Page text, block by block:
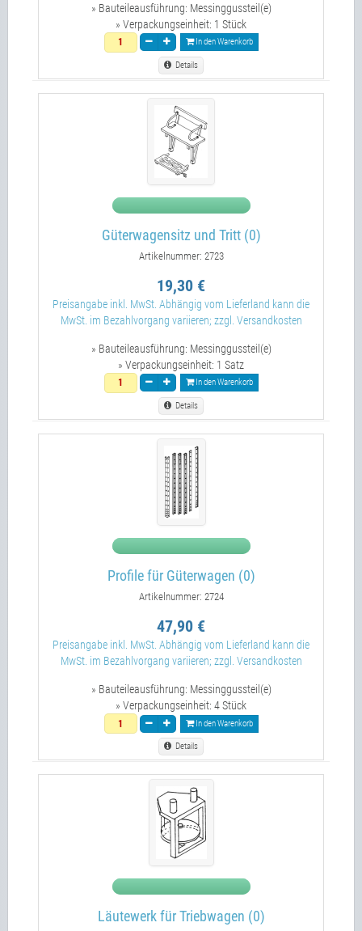
» Bauteileausführung: Messinggussteil(e)
» Verpackungseinheit: 1 Stück
In den Warenkorb
Details
Güterwagensitz und Tritt (0)
Artikelnummer: 2723
19,30 €
Preisangabe inkl. MwSt. Abhängig vom Lieferland kann die
MwSt. im Bezahlvorgang variieren; zzgl. Versandkosten
» Bauteileausführung: Messinggussteil(e)
» Verpackungseinheit: 1 Satz
In den Warenkorb
Details
Profile für Güterwagen (0)
Artikelnummer: 2724
47,90 €
Preisangabe inkl. MwSt. Abhängig vom Lieferland kann die
MwSt. im Bezahlvorgang variieren; zzgl. Versandkosten
» Bauteileausführung: Messinggussteil(e)
» Verpackungseinheit: 4 Stück
In den Warenkorb
Details
Läutewerk für Triebwagen (0)